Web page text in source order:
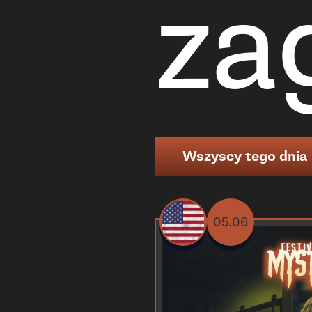
Wszyscy tego dnia
05.06